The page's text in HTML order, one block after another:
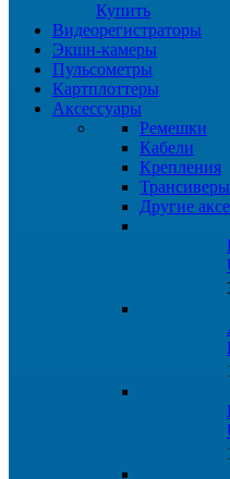
Купить
Видеорегистраторы
Экшн-камеры
Пульсометры
Картплоттеры
Аксессуары
Ремешки
Кабели
Крепления
Трансиверы
Другие